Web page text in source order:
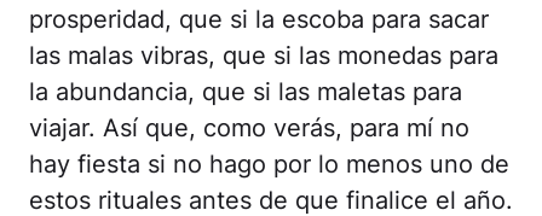
prosperidad, que si la escoba para sacar
las malas vibras, que si las monedas para
la abundancia, que si las maletas para
viajar. Así que, como verás, para mí no
hay fiesta si no hago por lo menos uno de
estos rituales antes de que finalice el año.